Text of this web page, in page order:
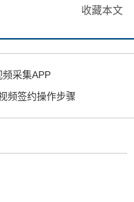
收藏本文
采集APP
频签约操作步骤